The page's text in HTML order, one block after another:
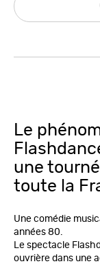
Le
une
toute la
Une comédie
années 80.
Le spectacle
ouvrière dans une